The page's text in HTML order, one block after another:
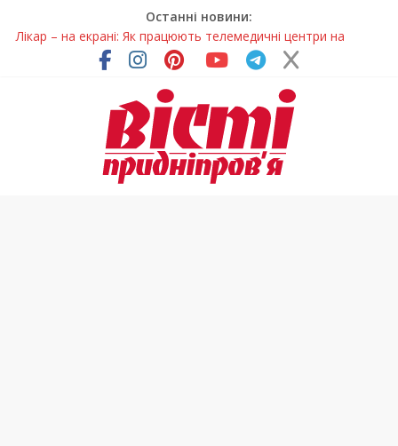
Останні новини:
Лікар – на екрані: Як працюють телемедичні центри на
Дніпропетровщині
У Дніпрі триває масштабна підготовка до опалювального
Пошуки тривають: на Дніпропетровщині досліджують місце
розташування легендарного монастиря (Фото)
Ветерани Дніпропетровщини отримують шанс на власне